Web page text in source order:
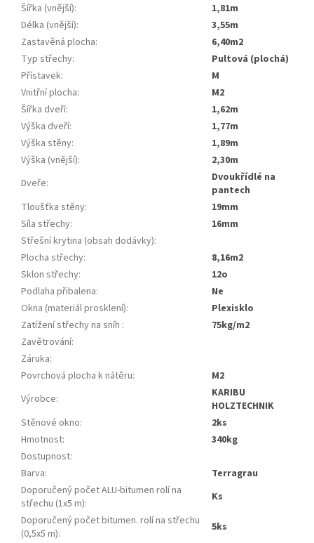
Šířka (vnější):
1,81m
Délka (vnější):
3,55m
Zastavěná plocha:
6,40m2
Typ střechy:
pultová (plochá)
Přístavek:
m
Vnitřní plocha:
m2
Šířka dveří:
1,62m
Výška dveří:
1,77m
Výška stěny:
1,89m
Výška (vnější):
2,30m
Dveře:
dvoukřídlé na
pantech
Tloušťka stěny:
19mm
Síla střechy:
16mm
Střešní krytina (obsah dodávky):
Plocha střechy:
8,16m2
Sklon střechy:
12o
Podlaha přibalena:
ne
Okna (materiál prosklení):
plexisklo
Zatížení střechy na sníh :
75kg/m2
Zavětrování:
Záruka:
Povrchová plocha k nátěru:
m2
Výrobce:
KARIBU
HOLZTECHNIK
Stěnové okno:
2ks
Hmotnost:
340kg
Dostupnost:
Barva:
terragrau
Doporučený počet ALU-bitumen rolí na
střechu (1x5 m):
ks
Doporučený počet bitumen. rolí na střechu
(0,5x5 m):
5ks